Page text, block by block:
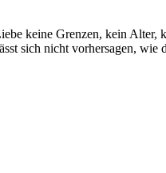
keine Grenzen, kein
sich nicht vorhersagen, wie